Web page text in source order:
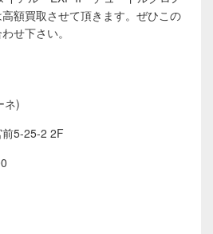
額買取させて頂きます。 ぜひこの
せ下さい。
ネ)
5-25-2 2F